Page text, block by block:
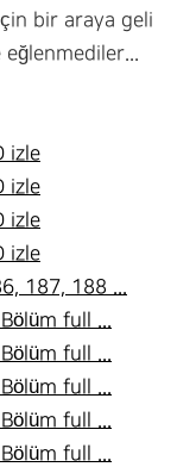
bir araya geli
izle
izle
izle
izle
187, 188 ...
full ...
full ...
full ...
full ...
full ...